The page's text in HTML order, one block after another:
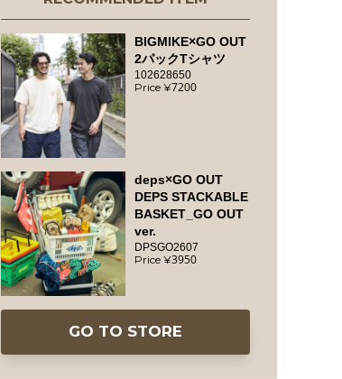
BIGMIKE×GO OUT
2パックTシャツ
102628650
7200
deps×GO OUT
DEPS STACKABLE
BASKET_GO OUT
ver.
DPSGO2607
3950
GO TO STORE